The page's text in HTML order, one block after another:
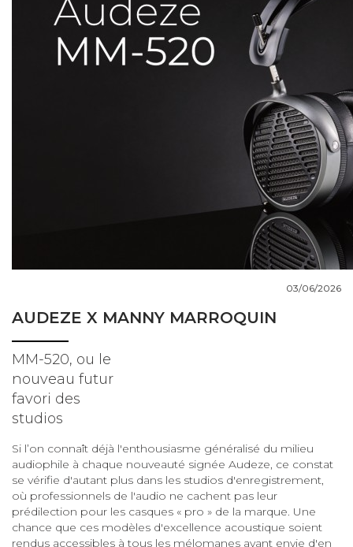
COUPS DE COEUR
DOSSIERS
AUDEZE X MANNY MARROQUIN
03/06/2026
MM-520, ou le
nouveau futur
favori des
studios
Si l’on connaît déjà l'enthousiasme généralisé du milieu
audiophile à chaque nouveauté signée Audeze, ce constat
se vérifie d'autant plus dans les studios d'enregistrement,
où professionnels de l'audio ne cachent pas leur
prédilection pour les casques « pro » de la marque. Une
chance que ces modèles d'excellence acoustique soient
rendus accessibles à tous les mélomanes ayant envie d'en